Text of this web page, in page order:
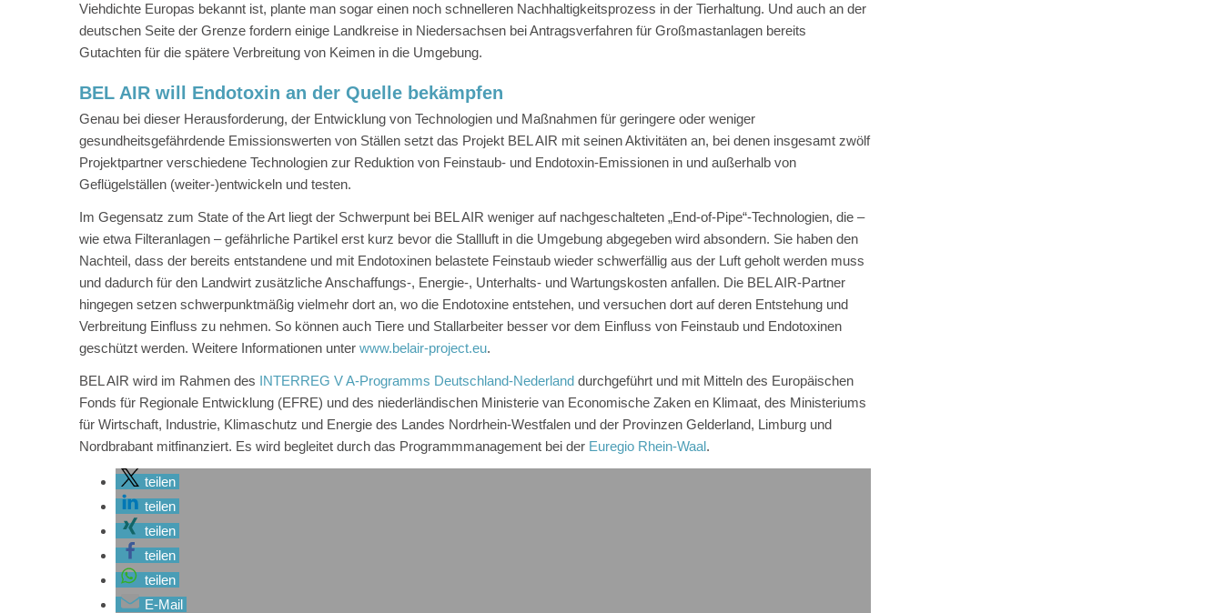
Viehdichte Europas bekannt ist, plante man sogar einen noch schnelleren Nachhaltigkeitsprozess in der Tierhaltung. Und auch an der
deutschen Seite der Grenze fordern einige Landkreise in Niedersachsen bei Antragsverfahren für Großmastanlagen bereits
Gutachten für die spätere Verbreitung von Keimen in die Umgebung.
BEL AIR will Endotoxin an der Quelle bekämpfen
Genau bei dieser Herausforderung, der Entwicklung von Technologien und Maßnahmen für geringere oder weniger
gesundheitsgefährdende Emissionswerten von Ställen setzt das Projekt BEL AIR mit seinen Aktivitäten an, bei denen insgesamt zwölf
Projektpartner verschiedene Technologien zur Reduktion von Feinstaub- und Endotoxin-Emissionen in und außerhalb von
Geflügelställen (weiter-)entwickeln und testen.
Im Gegensatz zum State of the Art liegt der Schwerpunt bei BEL AIR weniger auf nachgeschalteten „End-of-Pipe“-Technologien, die –
wie etwa Filteranlagen – gefährliche Partikel erst kurz bevor die Stallluft in die Umgebung abgegeben wird absondern. Sie haben den
Nachteil, dass der bereits entstandene und mit Endotoxinen belastete Feinstaub wieder schwerfällig aus der Luft geholt werden muss
und dadurch für den Landwirt zusätzliche Anschaffungs-, Energie-, Unterhalts- und Wartungskosten anfallen. Die BEL AIR-Partner
hingegen setzen schwerpunktmäßig vielmehr dort an, wo die Endotoxine entstehen, und versuchen dort auf deren Entstehung und
Verbreitung Einfluss zu nehmen. So können auch Tiere und Stallarbeiter besser vor dem Einfluss von Feinstaub und Endotoxinen
geschützt werden. Weitere Informationen unter www.belair-project.eu.
BEL AIR wird im Rahmen des INTERREG V A-Programms Deutschland-Nederland durchgeführt und mit Mitteln des Europäischen
Fonds für Regionale Entwicklung (EFRE) und des niederländischen Ministerie van Economische Zaken en Klimaat, des Ministeriums
für Wirtschaft, Industrie, Klimaschutz und Energie des Landes Nordrhein-Westfalen und der Provinzen Gelderland, Limburg und
Nordbrabant mitfinanziert. Es wird begleitet durch das Programmmanagement bei der Euregio Rhein-Waal.
teilen
teilen
teilen
teilen
teilen
E-Mail